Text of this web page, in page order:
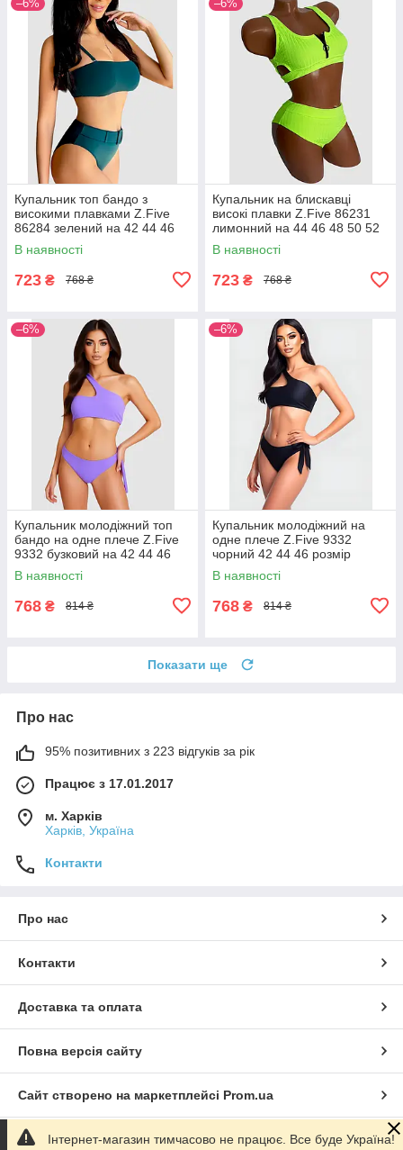
–6%
Купальник топ бандо з
високими плавками Z.Five
86284 зелений на 42 44 46
48 розмір
В наявності
723 ₴ 768 ₴
–6%
Купальник на блискавці
високі плавки Z.Five 86231
лимонний на 44 46 48 50 52
розмір
В наявності
723 ₴ 768 ₴
–6%
Купальник молодіжний топ
бандо на одне плече Z.Five
9332 бузковий на 42 44 46
розмір
В наявності
768 ₴ 814 ₴
–6%
Купальник молодіжний на
одне плече Z.Five 9332
чорний 42 44 46 розмір
В наявності
768 ₴ 814 ₴
Показати ще
Про нас
95% позитивних з 223 відгуків за рік
Працює з 17.01.2017
м. Харків
Харків, Україна
Контакти
Про нас
Контакти
Доставка та оплата
Повна версія сайту
Сайт створено на маркетплейсі Prom.ua
Політика конфіденційності
Інтернет-магазин тимчасово не працює. Все буде Україна!